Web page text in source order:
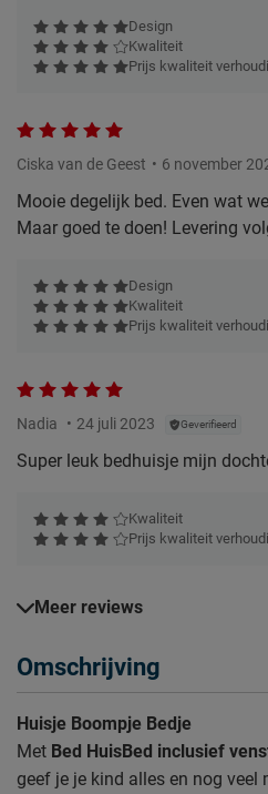
Design
Kwaliteit
Prijs kwaliteit
Ciska van de Geest 6 november
Mooie degelijk bed. Even wat
Maar goed te doen! Levering
Design
Kwaliteit
Prijs kwaliteit
Nadia 24 juli 2023 Geverifieerd
Super leuk bedhuisje mijn
Kwaliteit
Prijs kwaliteit
Meer reviews
Omschrijving
Huisje Boompje Bedje
Met Bed HuisBed inclusief
geef je je kind alles en nog veel